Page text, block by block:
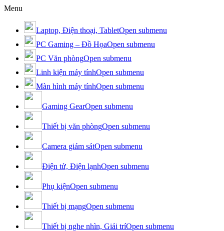
Menu
Laptop, Điện thoại, TabletOpen submenu
PC Gaming – Đồ HọaOpen submenu
PC Văn phòngOpen submenu
Linh kiện máy tínhOpen submenu
Màn hình máy tínhOpen submenu
Gaming GearOpen submenu
Thiết bị văn phòngOpen submenu
Camera giám sátOpen submenu
Điện tử, Điện lạnhOpen submenu
Phụ kiệnOpen submenu
Thiết bị mạngOpen submenu
Thiết bị nghe nhìn, Giải tríOpen submenu